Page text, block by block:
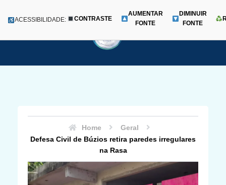
para
Menu
ACESSIBILIDADE: CONTRASTE
AUMENTAR
FONTE
DIMINUIR
FONTE
Home
Geral
Defesa Civil de Búzios retira paredes irregulares
na Rasa